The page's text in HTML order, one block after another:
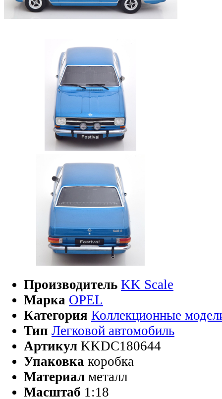
Производитель KK Scale
Марка OPEL
Категория Коллекционные
Тип Легковой автомобиль
Артикул KKDC180644
Упаковка коробка
Материал металл
Масштаб 1:18